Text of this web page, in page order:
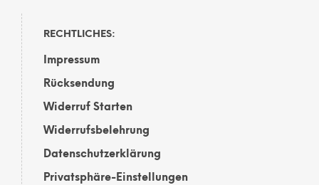
RECHTLICHES:
Impressum
Rücksendung
Widerruf Starten
Widerrufsbelehrung
Datenschutzerklärung
Privatsphäre-Einstellungen